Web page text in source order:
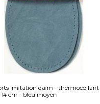
imitation daim - thermocollant
14 cm - bleu moyen